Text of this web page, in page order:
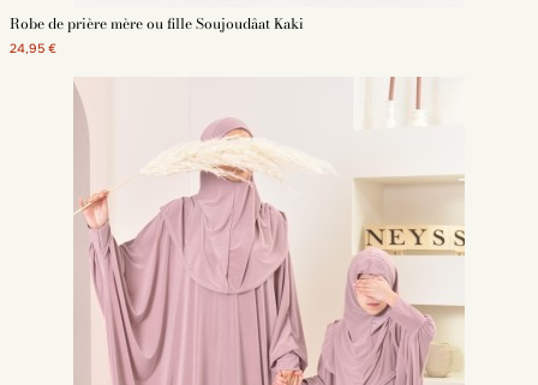
Robe de prière mère ou fille Soujoudâat Kaki
24,95 €